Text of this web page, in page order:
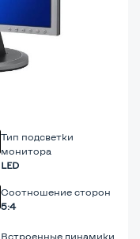
Тип подсветки
монитора
LED
Соотношение сторон
5:4
Встроенные динамики